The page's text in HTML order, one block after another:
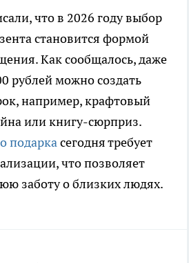
что в 2026 году выбор
становится формой
Как сообщалось, даже
рублей можно создать
например, крафтовый
или книгу-сюрприз.
подаркасегодня требует
что позволяет
заботу о близких людях.